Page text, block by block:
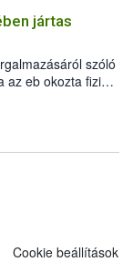
jártas
szóló
eb okozta fizikai
felmerülő
tartását és annak
jártas szakértőt.
Cookie beállítások